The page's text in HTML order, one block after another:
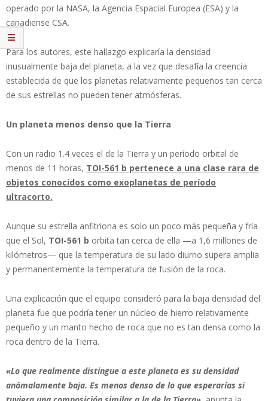
operado por la NASA, la Agencia Espacial Europea (ESA) y la
canadiense CSA.
Para los autores, este hallazgo explicaría la densidad
inusualmente baja del planeta, a la vez que desafía la creencia
establecida de que los planetas relativamente pequeños tan cerca
de sus estrellas no pueden tener atmósferas.
Un planeta menos denso que la Tierra
Con un radio 1.4 veces el de la Tierra y un período orbital de
menos de 11 horas, TOI-561 b pertenece a una clase rara de
objetos conocidos como exoplanetas de período
ultracorto.
Aunque su estrella anfitriona es solo un poco más pequeña y fría
que el Sol, TOI-561 b orbita tan cerca de ella —a 1,6 millones de
kilómetros— que la temperatura de su lado diurno supera amplia
y permanentemente la temperatura de fusión de la roca.
Una explicación que el equipo consideró para la baja densidad del
planeta fue que podría tener un núcleo de hierro relativamente
pequeño y un manto hecho de roca que no es tan densa como la
roca dentro de la Tierra.
«Lo que realmente distingue a este planeta es su densidad
anómalamente baja. Es menos denso de lo que esperarías si